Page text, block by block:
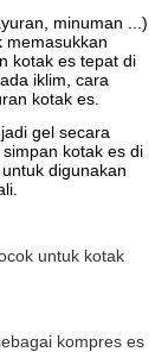
minuman ...)
memasukkan
kotak es tepat di
iklim, cara
kotak es.
gel secara
simpan kotak es di
digunakan
untuk kotak
kompres es